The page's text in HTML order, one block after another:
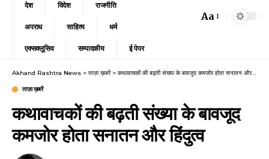
देश विदेश राजनीति
अपराध साहित्य धर्म
एक्सक्लूसिव सम्पादकीय ई पेपर
Font
Aa
Akhand Rashtra News > ताज़ा ख़बरें> कथावाचकों की बढ़ती संख्या के बावजूद कमजोर होता सनातन और हिंदुत्व
ताज़ा ख़बरें
कथावाचकों की बढ़ती संख्या के बावजूद
कमजोर होता सनातन और हिंदुत्व